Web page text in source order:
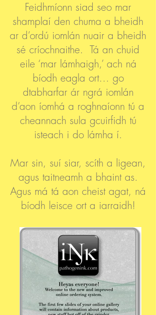
Feidhmíonn siad seo mar
shamplaí den chuma a bheidh
ar d’ordú iomlán nuair a bheidh
sé críochnaithe. Tá an chuid
eile ‘mar lámhaigh,’ ach ná
bíodh eagla ort… go
dtabharfar ár ngrá iomlán
d’aon íomhá a roghnaíonn tú a
cheannach sula gcuirfidh tú
isteach i do lámha í.
Mar sin, suí siar, scíth a ligean,
agus taitneamh a bhaint as.
Agus má tá aon cheist agat, ná
bíodh leisce ort a iarraidh!